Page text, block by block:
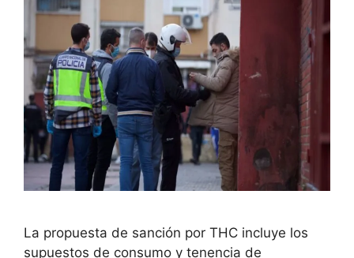
La propuesta de sanción por THC incluye los
supuestos de consumo y tenencia de